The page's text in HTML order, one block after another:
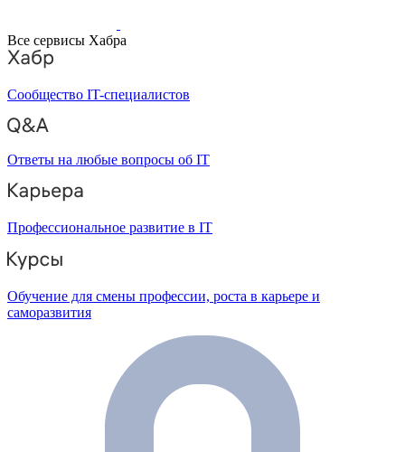
Все сервисы Хабра
Сообщество IT-специалистов
Ответы на любые вопросы об IT
Профессиональное развитие в IT
Обучение для смены профессии, роста в карьере и
саморазвития